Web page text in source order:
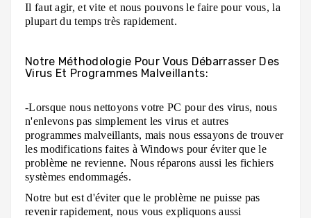
Il faut agir, et vite et nous pouvons le faire pour vous, la
plupart du temps très rapidement.
Notre Méthodologie Pour Vous Débarrasser Des
Virus Et Programmes Malveillants:
-Lorsque nous nettoyons votre PC pour des virus, nous
n'enlevons pas simplement les virus et autres
programmes malveillants, mais nous essayons de trouver
les modifications faites à Windows pour éviter que le
problème ne revienne. Nous réparons aussi les fichiers
systèmes endommagés.
Notre but est d'éviter que le problème ne puisse pas
revenir rapidement, nous vous expliquons aussi